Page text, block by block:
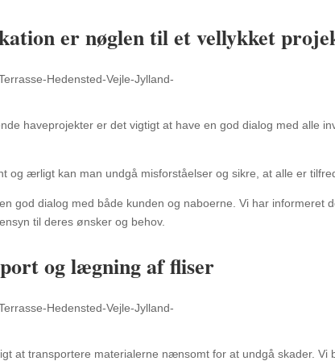
er nøglen til et vellykket
haveprojekter er det vigtigt at have en god dialog med alle
og ærligt kan man undgå misforståelser og sikre, at alle er
god dialog med både kunden og naboerne. Vi har informeret
til deres ønsker og behov.
og lægning af fliser
at transportere materialerne nænsomt for at undgå skader. Vi